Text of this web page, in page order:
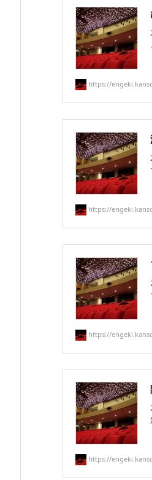
https://
https://
https://
https://